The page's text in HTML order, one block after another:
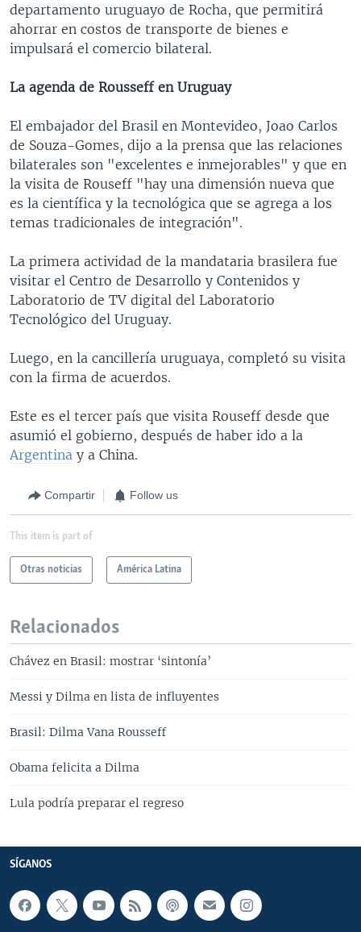
departamento uruguayo de Rocha, que permitirá
ahorrar en costos de transporte de bienes e
impulsará el comercio bilateral.
La agenda de Rousseff en Uruguay
El embajador del Brasil en Montevideo, Joao Carlos
de Souza-Gomes, dijo a la prensa que las relaciones
bilaterales son "excelentes e inmejorables" y que en
la visita de Rouseff "hay una dimensión nueva que
es la científica y la tecnológica que se agrega a los
temas tradicionales de integración".
La primera actividad de la mandataria brasilera fue
visitar el Centro de Desarrollo y Contenidos y
Laboratorio de TV digital del Laboratorio
Tecnológico del Uruguay.
Luego, en la cancillería uruguaya, completó su visita
con la firma de acuerdos.
Este es el tercer país que visita Rouseff desde que
asumió el gobierno, después de haber ido a la
Argentina y a China.
Compartir Follow us
This item is part of
Otras noticias América Latina
Relacionados
Chávez en Brasil: mostrar ‘sintonía’
Messi y Dilma en lista de influyentes
Brasil: Dilma Vana Rousseff
Obama felicita a Dilma
Lula podría preparar el regreso
SÍGANOS